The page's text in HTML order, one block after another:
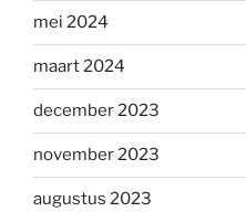
mei 2024
maart 2024
december 2023
november 2023
augustus 2023